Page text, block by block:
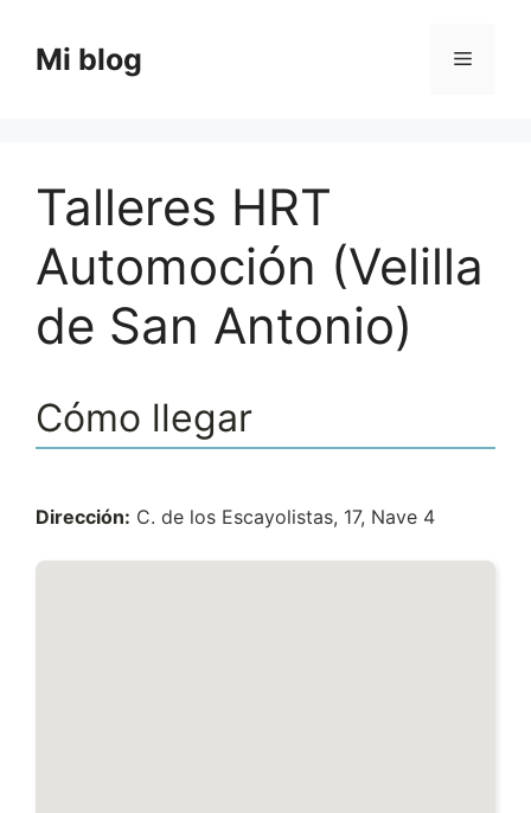
contenido
Mi blog Menú
Talleres HRT
Automoción (Velilla
de San Antonio)
Cómo llegar
Dirección: C. de los Escayolistas, 17, Nave 4